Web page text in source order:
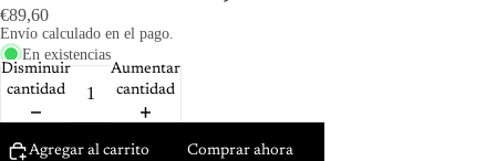
€89,60
Envío calculado en el pago.
En existencias
Disminuir
cantidad
Aumentar
cantidad
Agregar al carrito Comprar ahora